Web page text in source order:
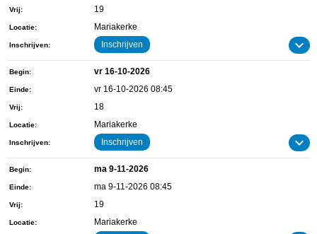
Vrij 19
Locatie Mariakerke
Inschrijven Inschrijven
Begin vr 16-10-2026
Einde vr 16-10-2026 08:45
Vrij 18
Locatie Mariakerke
Inschrijven Inschrijven
Begin ma 9-11-2026
Einde ma 9-11-2026 08:45
Vrij 19
Locatie Mariakerke